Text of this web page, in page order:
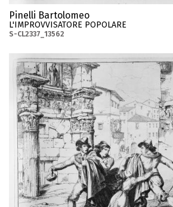
Pinelli Bartolomeo
L'IMPROVVISATORE POPOLARE
S-CL2337_13562